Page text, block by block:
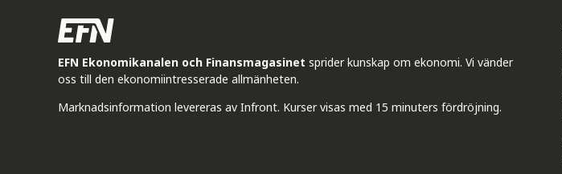
EFN Ekonomikanalen och Finansmagasinet sprider kunskap om ekonomi. Vi vänder
oss till den ekonomiintresserade allmänheten.
Marknadsinformation levereras av Infront. Kurser visas med 15 minuters fördröjning.